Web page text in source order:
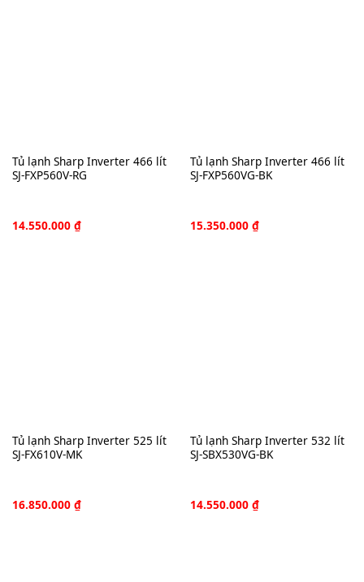
Tủ lạnh Sharp Inverter 466 lít
SJ-FXP560V-RG
14.550.000 ₫
Tủ lạnh Sharp Inverter 466 lít
SJ-FXP560VG-BK
15.350.000 ₫
Tủ lạnh Sharp Inverter 525 lít
SJ-FX610V-MK
16.850.000 ₫
Tủ lạnh Sharp Inverter 532 lít
SJ-SBX530VG-BK
14.550.000 ₫